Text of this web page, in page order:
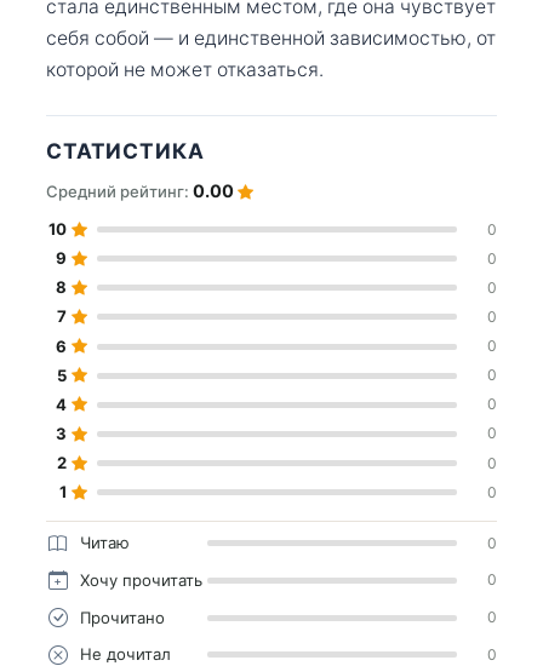
стала единственным местом, где она чувствует
себя собой — и единственной зависимостью, от
которой не может отказаться.
СТАТИСТИКА
Средний рейтинг: 0.00
10 0
9 0
8 0
7 0
6 0
5 0
4 0
3 0
2 0
1 0
Читаю 0
Хочу прочитать 0
Прочитано 0
Не дочитал 0